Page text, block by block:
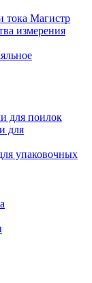
тока Магистр
измерения
для поилок
упаковочных